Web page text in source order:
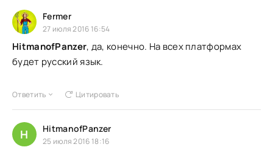
Fermer
27 июля 2016 16:54
HitmanofPanzer, да, конечно. На всех платформах
будет русский язык.
Ответить Цитировать
H HitmanofPanzer
25 июля 2016 18:16